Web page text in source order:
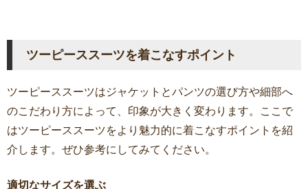
ツーピーススーツを着こなすポイント
ツーピーススーツはジャケットとパンツの選び方や細部へ
のこだわり方によって、印象が大きく変わります。ここで
はツーピーススーツをより魅力的に着こなすポイントを紹
介します。ぜひ参考にしてみてください。
適切なサイズを選ぶ